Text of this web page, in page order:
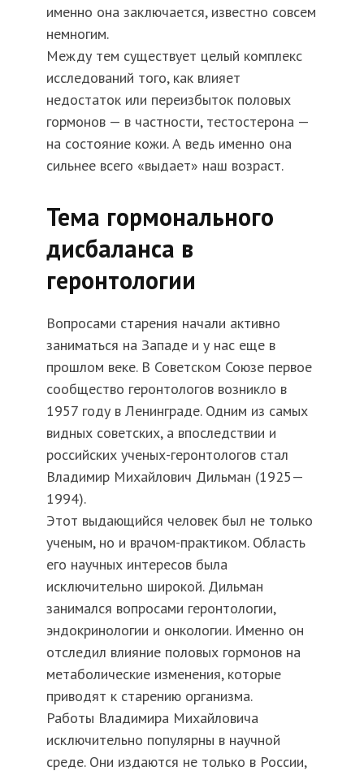
именно она заключается, известно совсем
немногим.
Между тем существует целый комплекс
исследований того, как влияет
недостаток или переизбыток половых
гормонов — в частности, тестостерона —
на состояние кожи. А ведь именно она
сильнее всего «выдает» наш возраст.
Тема гормонального
дисбаланса в
геронтологии
Вопросами старения начали активно
заниматься на Западе и у нас еще в
прошлом веке. В Советском Союзе первое
сообщество геронтологов возникло в
1957 году в Ленинграде. Одним из самых
видных советских, а впоследствии и
российских ученых-геронтологов стал
Владимир Михайлович Дильман (1925—
1994).
Этот выдающийся человек был не только
ученым, но и врачом-практиком. Область
его научных интересов была
исключительно широкой. Дильман
занимался вопросами геронтологии,
эндокринологии и онкологии. Именно он
отследил влияние половых гормонов на
метаболические изменения, которые
приводят к старению организма.
Работы Владимира Михайловича
исключительно популярны в научной
среде. Они издаются не только в России,